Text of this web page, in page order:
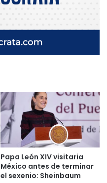
Papa León XIV visitaria
México antes de terminar
el sexenio: Sheinbaum